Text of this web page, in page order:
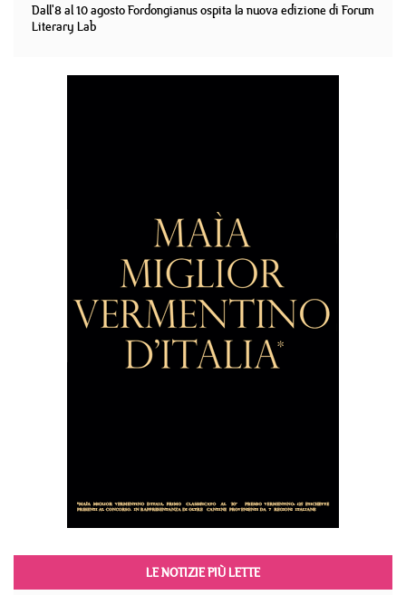
Dall'8 al 10 agosto Fordongianus ospita la nuova edizione di Forum
Literary Lab
LE NOTIZIE PIÙ LETTE